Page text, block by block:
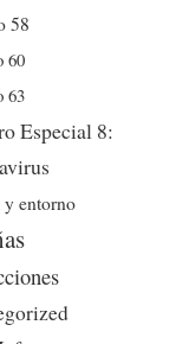
58
60
63
Especial 8:
entorno